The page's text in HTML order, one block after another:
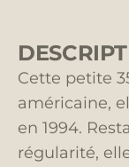
Cette petite
américaine,
en 1994.
régularité,